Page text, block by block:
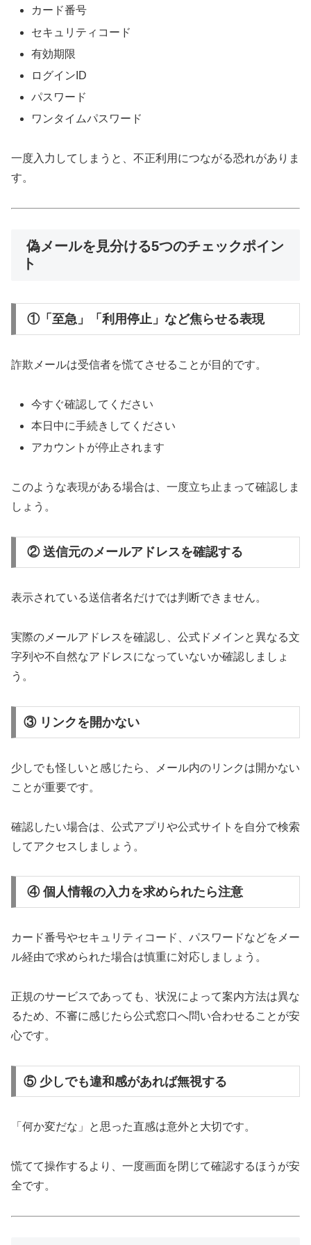
カード番号
セキュリティコード
有効期限
ログインID
パスワード
ワンタイムパスワード
一度入力してしまうと、不正利用につながる恐れがありま
す。
偽メールを見分ける5つのチェックポイン
ト
①「至急」「利用停止」など焦らせる表現
詐欺メールは受信者を慌てさせることが目的です。
今すぐ確認してください
本日中に手続きしてください
アカウントが停止されます
このような表現がある場合は、一度立ち止まって確認しま
しょう。
② 送信元のメールアドレスを確認する
表示されている送信者名だけでは判断できません。
実際のメールアドレスを確認し、公式ドメインと異なる文
字列や不自然なアドレスになっていないか確認しましょ
う。
③ リンクを開かない
少しでも怪しいと感じたら、メール内のリンクは開かない
ことが重要です。
確認したい場合は、公式アプリや公式サイトを自分で検索
してアクセスしましょう。
④ 個人情報の入力を求められたら注意
カード番号やセキュリティコード、パスワードなどをメー
ル経由で求められた場合は慎重に対応しましょう。
正規のサービスであっても、状況によって案内方法は異な
るため、不審に感じたら公式窓口へ問い合わせることが安
心です。
⑤ 少しでも違和感があれば無視する
「何か変だな」と思った直感は意外と大切です。
慌てて操作するより、一度画面を閉じて確認するほうが安
全です。